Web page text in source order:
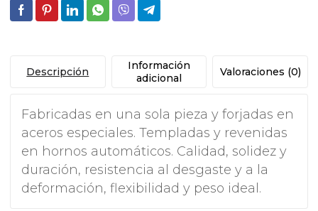
Descripción
Información
adicional
Valoraciones (0)
Fabricadas en una sola pieza y forjadas en
aceros especiales. Templadas y revenidas
en hornos automáticos. Calidad, solidez y
duración, resistencia al desgaste y a la
deformación, flexibilidad y peso ideal.